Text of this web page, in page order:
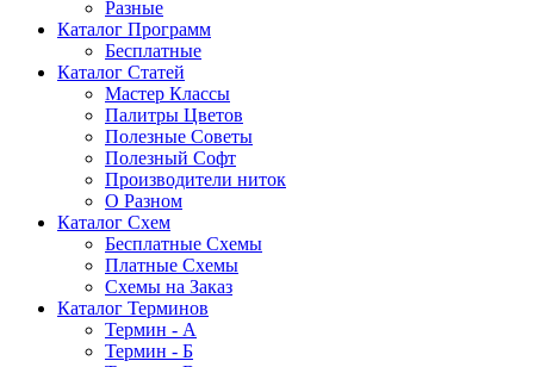
Разные
Каталог Программ
Бесплатные
Каталог Статей
Мастер Классы
Палитры Цветов
Полезные Советы
Полезный Софт
Производители ниток
О Разном
Каталог Схем
Бесплатные Схемы
Платные Схемы
Схемы на Заказ
Каталог Терминов
Термин - А
Термин - Б